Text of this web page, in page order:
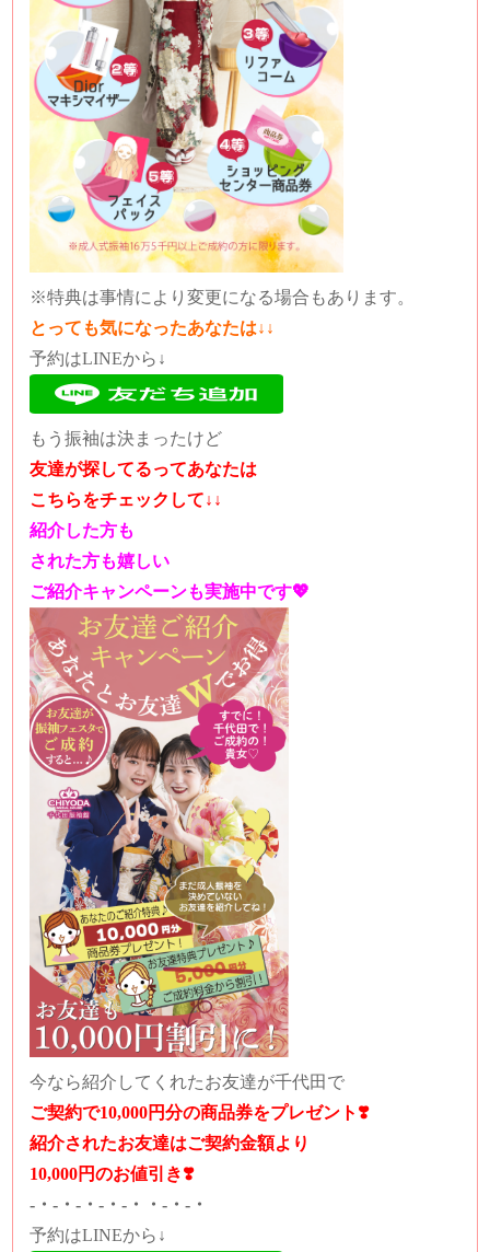
※特典は事情により変更になる場合もあります。
とっても気になったあなたは↓↓
予約はLINEから↓
もう振袖は決まったけど
友達が探してるってあなたは
こちらをチェックして↓↓
紹介した方も
された方も嬉しい
ご紹介キャンペーンも実施中です💖
今なら紹介してくれたお友達が千代田で
ご契約で10,000円分の商品券をプレゼント❣️
紹介されたお友達はご契約金額より
10,000円のお値引き❣️
-・-・-・-・-・・-・-・
予約はLINEから↓